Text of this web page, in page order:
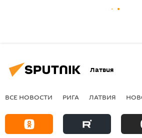
Латвия
ВСЕ НОВОСТИ РИГА ЛАТВИЯ